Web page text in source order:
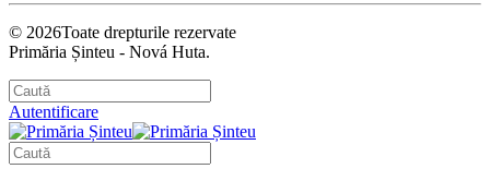
© 2026Toate drepturile rezervate
Primăria Șinteu - Nová Huta.
Autentificare